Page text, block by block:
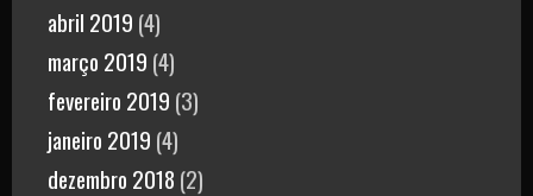
abril 2019 (4)
março 2019 (4)
fevereiro 2019 (3)
janeiro 2019 (4)
dezembro 2018 (2)